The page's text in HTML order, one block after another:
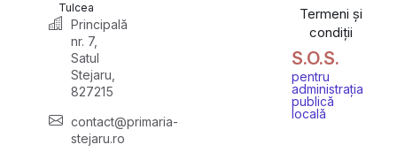
Tulcea
Principală
nr. 7,
Satul
Stejaru,
827215
contact@primaria-
stejaru.ro
Termeni și
condiții
S.O.S.
pentru
administrația
publică
locală